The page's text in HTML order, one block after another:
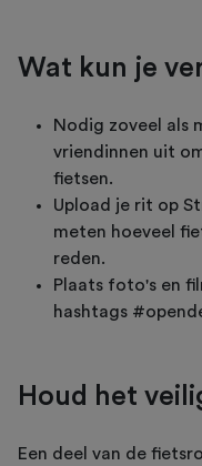
Wat kun je
Nodig zoveel als
vriendinnen uit
fietsen.
Upload je rit op
meten hoeveel
reden.
Plaats foto's en
hashtags
Houd het
Een deel van de